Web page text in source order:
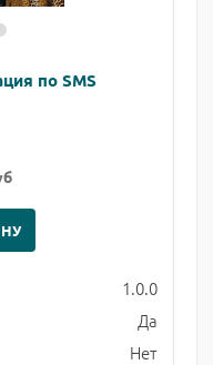
по SMS
1.0.0
Да
Нет